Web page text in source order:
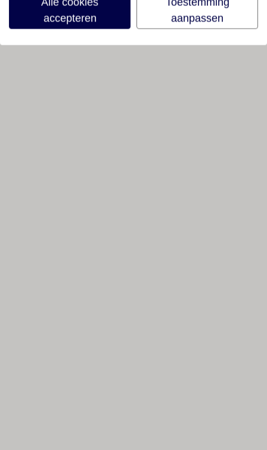
accepteren
aanpassen